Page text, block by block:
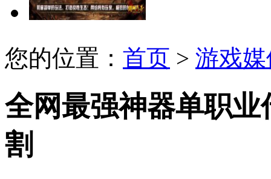
您的位置： 首页 > 游戏
全网最强神器单职
割